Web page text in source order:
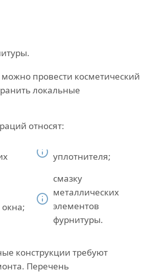
провести косметический
локальные
относят:
уплотнителя;
смазку
металлических
элементов
фурнитуры.
конструкции требуют
Перечень